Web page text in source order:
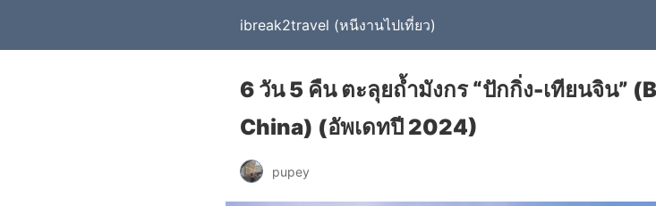
ibreak2travel (หนีงานไปเที่ยว)
6 วัน 5 คืน ตะลุยถ้ำมังกร “ปักกิ่ง-เทียนจิน”
China) (อัพเดทปี 2024)
pupey